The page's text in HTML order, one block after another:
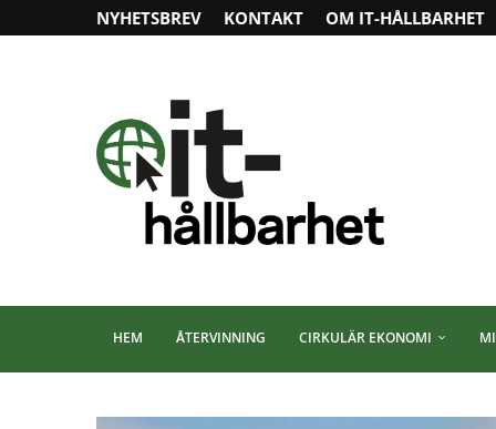
NYHETSBREV KONTAKT OM IT-HÅLLBARHET
HEM ÅTERVINNING CIRKULÄR EKONOMI